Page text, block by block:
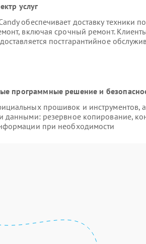
услуг
обеспечивает доставку техники
включая срочный ремонт.
постгарантийное
программные решение и
прошивок и инструментов,
данными: резервное копирование,
при необходимости